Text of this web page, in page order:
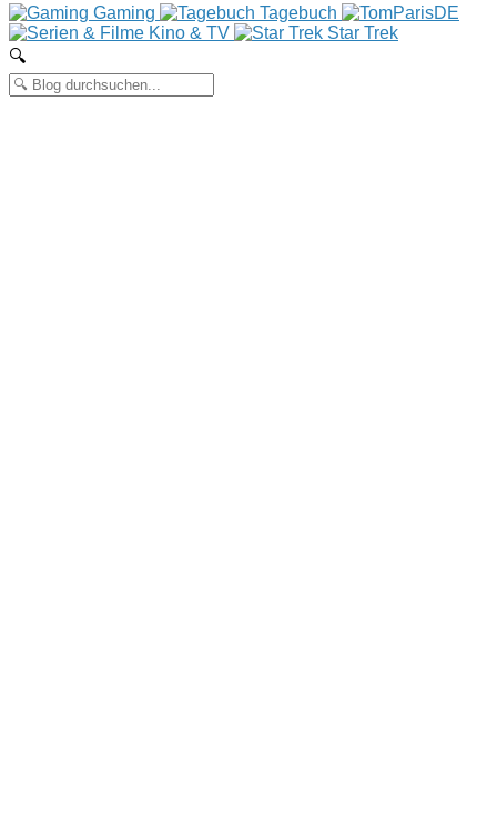
Gaming
Tagebuch
Kino & TV
Star Trek
🔍